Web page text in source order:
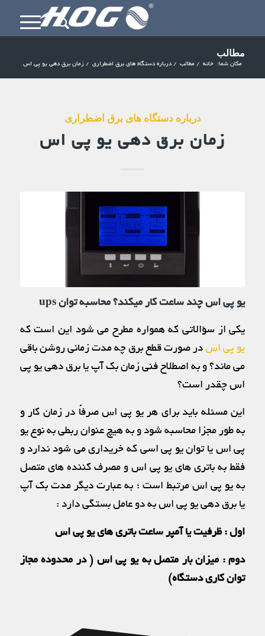
مطالب
مکان شما: خانه / مطالب / درباره دستگاه های برق اضطراری / زمان برق دهی یو پی اس
درباره دستگاه های برق اضطراری
زمان برق دهی یو پی اس
یو پی اس چند ساعت کار میکند؟ محاسبه توان ups
یکی از سؤالاتی که همواره مطرح می شود این است که
یو پی اسدر صورت قطع برق چه مدت زمانی روشن باقی
می ماند؟ و به اصطلاح فنی زمان بک آپ یا برق دهی یو پی
اس چقدر است؟
این مسئله باید برای هر یو پی اس صرفاً در زمان کار و
به طور مجزا محاسبه شود و به هیچ عنوان ربطی به نوع یو
پی اس یا توان یو پی اسی که خریداری می شود ندارد و
فقط به باتری های یو پی اس و مصرف کننده های متصل
به یو پی اس مرتبط است ؛ به عبارت دیگر مدت بک آپ
یا برق دهی یو پی اس به دو عامل بستگی دارد :
اول : ظرفیت یا آمپر ساعت باتری های یو پی اس
دوم : میزان بار متصل به یو پی اس ( در محدوده مجاز
توان کاری دستگاه)